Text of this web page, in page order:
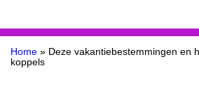
Home » Deze vakantiebestemmingen en
koppels